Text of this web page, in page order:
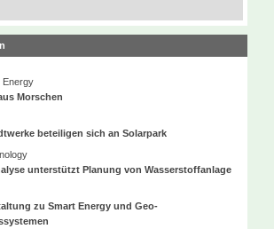
Energy
Morschen
beteiligen sich an Solarpark
unterstützt Planung von Wasserstoffanlage
zu Smart Energy und Geo-